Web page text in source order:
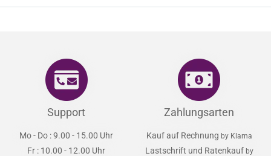
Support
Mo - Do : 9.00 - 15.00 Uhr
Fr : 10.00 - 12.00 Uhr
Zahlungsarten
Kauf auf Rechnung by Klarna
Lastschrift und Ratenkauf by